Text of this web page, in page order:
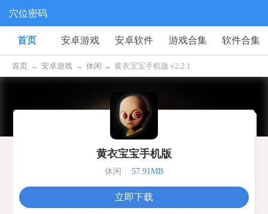
穴位密码
首页 安卓游戏 安卓软件 游戏合集 软件合集
首页 → 安卓游戏 → 休闲 → 黄衣宝宝手机版 v2.2.1
黄衣宝宝手机版
休闲 57.91MB
立即下载